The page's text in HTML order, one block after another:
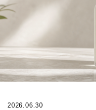
2026.06.30